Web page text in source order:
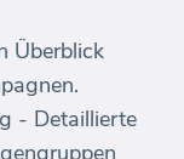
Überblick
- Detaillierte